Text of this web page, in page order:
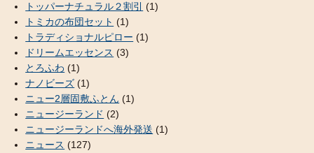
トッパーナチュラル２割引
(1)
トミカの布団セット (1)
トラディショナルピロー (1)
ドリームエッセンス (3)
とろふわ (1)
ナノビーズ (1)
ニュー2層固敷ふとん (1)
ニュージーランド (2)
ニュージーランドへ海外発送 (1)
ニュース (127)